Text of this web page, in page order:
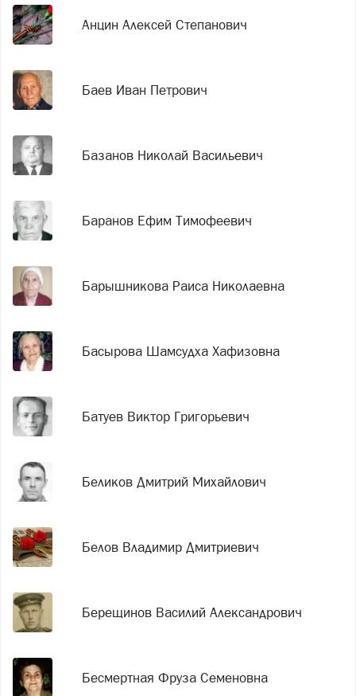
Анцин Алексей Степанович
Баев Иван Петрович
Базанов Николай Васильевич
Баранов Ефим Тимофеевич
Барышникова Раиса Николаевна
Басырова Шамсудха Хафизовна
Батуев Виктор Григорьевич
Беликов Дмитрий Михайлович
Белов Владимир Дмитриевич
Берещинов Василий Александрович
Бесмертная Фруза Семеновна